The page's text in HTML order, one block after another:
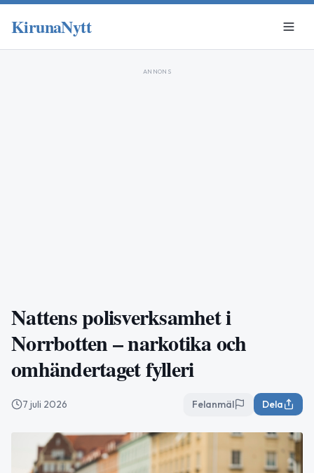
KirunaNytt
ANNONS
Nattens polisverksamhet i
Norrbotten – narkotika och
omhändertaget fylleri
7 juli 2026 Felanmäl Dela